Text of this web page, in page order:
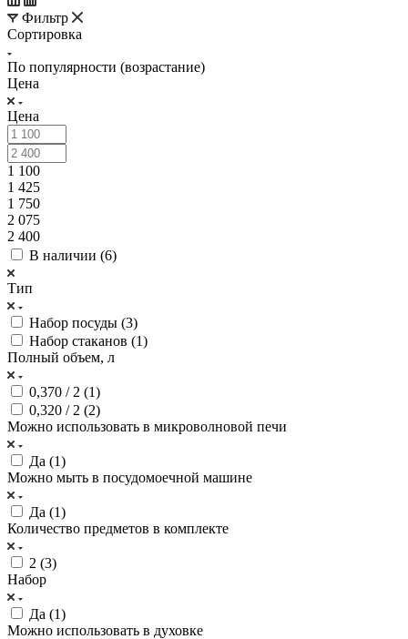
Фильтр
Сортировка
По популярности (возрастание)
Цена
Цена
1 100
1 425
1 750
2 075
2 400
В наличии (6)
Тип
Набор посуды (3)
Набор стаканов (1)
Полный объем, л
0,370 / 2 (1)
0,320 / 2 (2)
Можно использовать в микроволновой печи
Да (1)
Можно мыть в посудомоечной машине
Да (1)
Количество предметов в комплекте
2 (3)
Набор
Да (1)
Можно использовать в духовке